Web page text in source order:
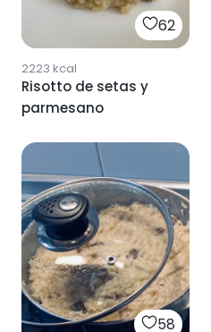
62
2223 kcal
Risotto de setas y
parmesano
58